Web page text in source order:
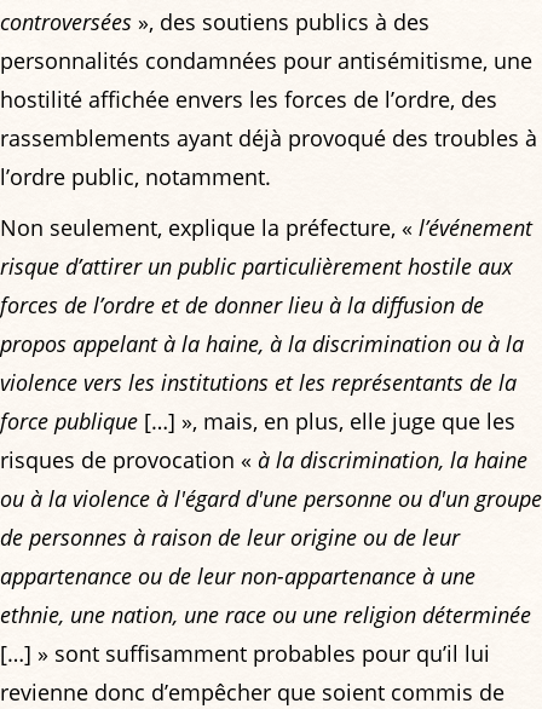
controversées », des soutiens publics à des
personnalités condamnées pour antisémitisme, une
hostilité affichée envers les forces de l’ordre, des
rassemblements ayant déjà provoqué des troubles à
l’ordre public, notamment.
Non seulement, explique la préfecture, « l’événement
risque d’attirer un public particulièrement hostile aux
forces de l’ordre et de donner lieu à la diffusion de
propos appelant à la haine, à la discrimination ou à la
violence vers les institutions et les représentants de la
force publique […] », mais, en plus, elle juge que les
risques de provocation « à la discrimination, la haine
ou à la violence à l'égard d'une personne ou d'un groupe
de personnes à raison de leur origine ou de leur
appartenance ou de leur non-appartenance à une
ethnie, une nation, une race ou une religion déterminée
[…] » sont suffisamment probables pour qu’il lui
revienne donc d’empêcher que soient commis de